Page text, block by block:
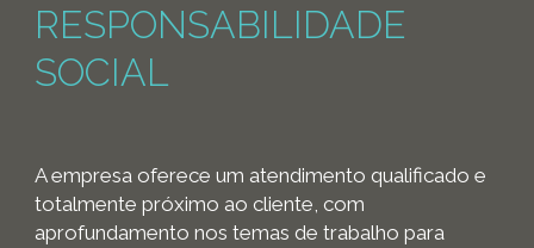
RESPONSABILIDADE
SOCIAL
A empresa oferece um atendimento qualificado e
totalmente próximo ao cliente, com
aprofundamento nos temas de trabalho para